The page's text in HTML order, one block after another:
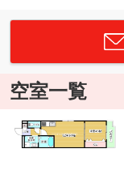
空室一覧